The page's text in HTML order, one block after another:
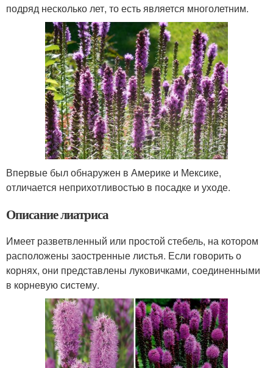
подряд несколько лет, то есть является многолетним.
Впервые был обнаружен в Америке и Мексике,
отличается неприхотливостью в посадке и уходе.
Описание лиатриса
Имеет разветвленный или простой стебель, на котором
расположены заостренные листья. Если говорить о
корнях, они представлены луковичками, соединенными
в корневую систему.